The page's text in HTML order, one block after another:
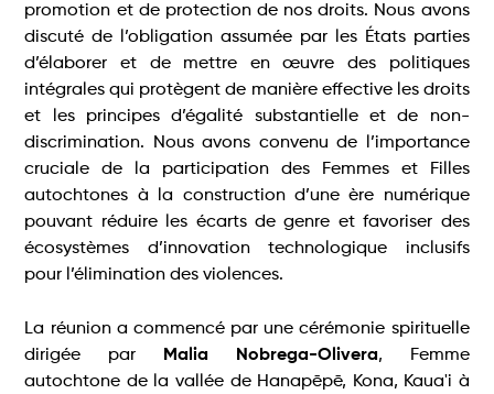
promotion et de protection de nos droits. Nous avons
discuté de l’obligation assumée par les États parties
d’élaborer et de mettre en œuvre des politiques
intégrales qui protègent de manière effective les droits
et les principes d’égalité substantielle et de non-
discrimination. Nous avons convenu de l’importance
cruciale de la participation des Femmes et Filles
autochtones à la construction d’une ère numérique
pouvant réduire les écarts de genre et favoriser des
écosystèmes d’innovation technologique inclusifs
pour l’élimination des violences.
La réunion a commencé par une cérémonie spirituelle
dirigée par
Malia Nobrega-Olivera, Femme
autochtone de la vallée de Hanapēpē, Kona, Kaua'i à